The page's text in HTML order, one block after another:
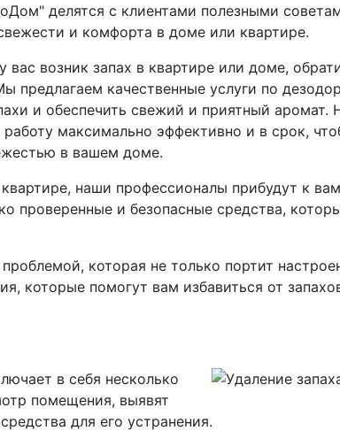
делятся с клиентами полезными
и комфорта в доме или квартире.
вас возник запах в квартире или доме,
предлагаем качественные услуги по
и обеспечить свежий и приятный
максимально эффективно и в срок,
в вашем доме.
наши профессионалы прибудут к
и безопасные средства,
которая не только портит
которые помогут вам избавиться от
в себя несколько
помещения, выявят
для его устранения.